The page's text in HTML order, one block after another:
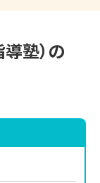
塾）の